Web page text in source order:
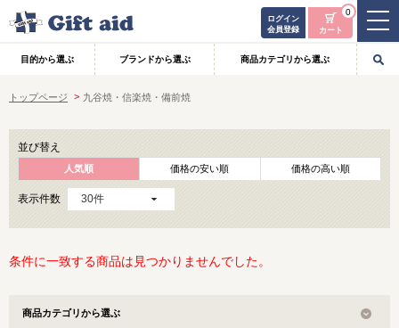
ログイン
会員登録
カート
0
目的から選ぶ ブランドから選ぶ 商品カテゴリから選ぶ
トップページ 九谷焼・信楽焼・備前焼
並び替え
人気順 価格の安い順 価格の高い順
表示件数
条件に一致する商品は見つかりませんでした。
商品カテゴリから選ぶ